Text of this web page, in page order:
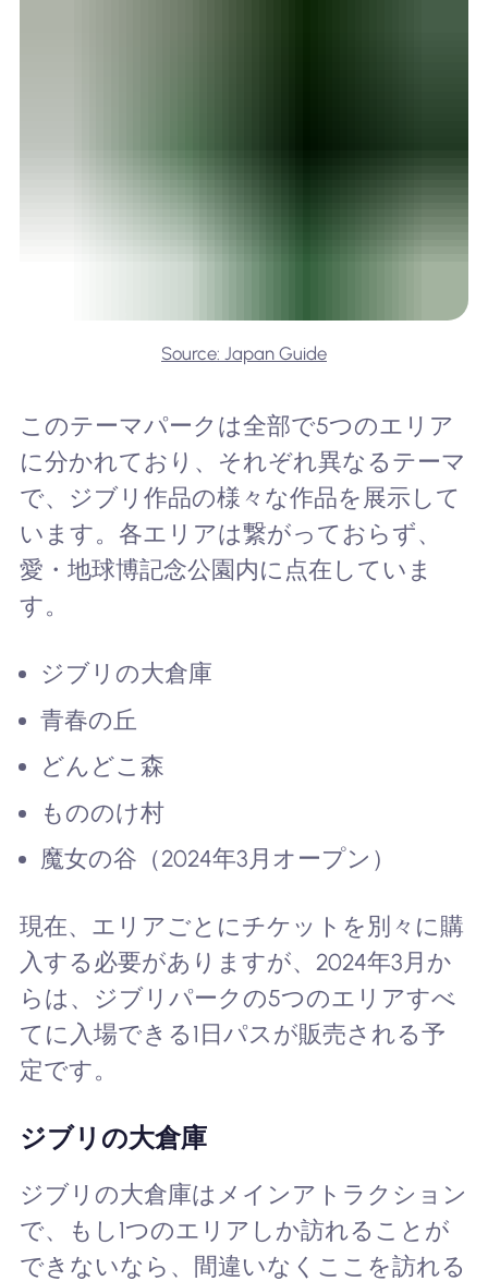
Source: Japan Guide
このテーマパークは全部で5つのエリア
に分かれており、それぞれ異なるテーマ
で、ジブリ作品の様々な作品を展示して
います。各エリアは繋がっておらず、
愛・地球博記念公園内に点在していま
す。
ジブリの大倉庫
青春の丘
どんどこ森
もののけ村
魔女の谷（2024年3月オープン）
現在、エリアごとにチケットを別々に購
入する必要がありますが、2024年3月か
らは、ジブリパークの5つのエリアすべ
てに入場できる1日パスが販売される予
定です。
ジブリの大倉庫
ジブリの大倉庫はメインアトラクション
で、もし1つのエリアしか訪れることが
できないなら、間違いなくここを訪れる